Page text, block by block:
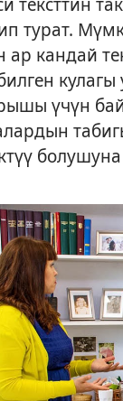
турат.
ар кандай
үчүн